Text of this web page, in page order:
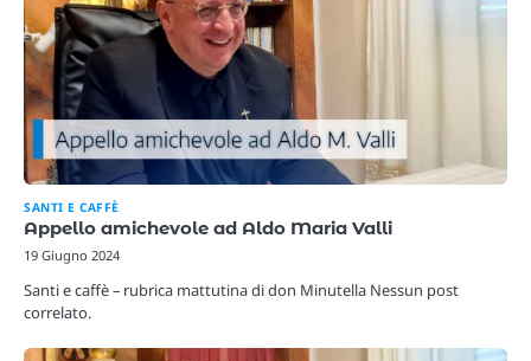
SANTI E CAFFÈ
Appello amichevole ad Aldo Maria Valli
19 Giugno 2024
Santi e caffè – rubrica mattutina di don Minutella Nessun post
correlato.